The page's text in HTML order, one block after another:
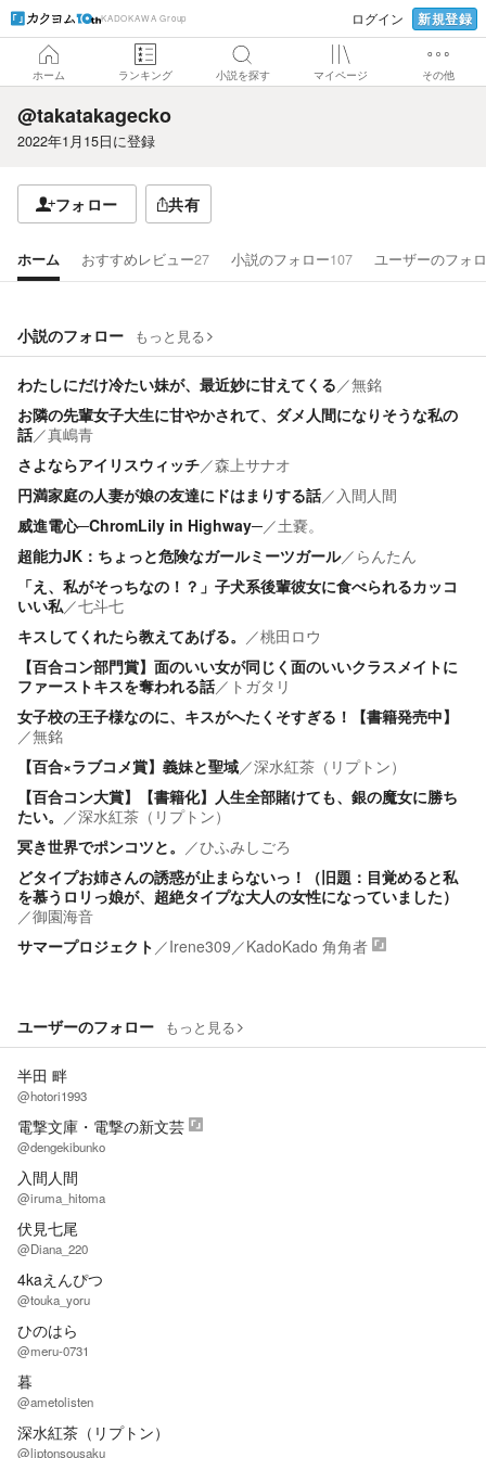
KADOKAWA Group ログイン 新規登録
ホーム ランキング 小説を探す マイページ その他
@takatakagecko
2022年1月15日に登録
フォロー 共有
ホーム おすすめレビュー27 小説のフォロー107 ユーザーのフォ
小説のフォロー もっと見る
わたしにだけ冷たい妹が、最近妙に甘えてくる／無銘
お隣の先輩女子大生に甘やかされて、ダメ人間になりそうな私の
話／真嶋青
さよならアイリスウィッチ／森上サナオ
円満家庭の人妻が娘の友達にドはまりする話／ 入間人間
威進電心─ChromLily in Highway─／土嚢。
超能力JK：ちょっと危険なガールミーツガール／ らんたん
「え、私がそっちなの！？」子犬系後輩彼女に食べられるカッコ
いい私／七斗七
キスしてくれたら教えてあげる。 ／桃田ロウ
【百合コン部門賞】面のいい女が同じく面のいいクラスメイトに
ファーストキスを奪われる話／ トガタリ
女子校の王子様なのに、キスがへたくそすぎる！【書籍発売中】
／無銘
【百合×ラブコメ賞】義妹と聖域／深水紅茶（リプトン）
【百合コン大賞】【書籍化】人生全部賭けても、銀の魔女に勝ち
たい。 ／深水紅茶（リプトン）
冥き世界でポンコツと。 ／ひふみしごろ
どタイプお姉さんの誘惑が止まらないっ！（旧題：目覚めると私
を慕うロリっ娘が、超絶タイプな大人の女性になっていました）
／御園海音
サマープロジェクト ／Irene309／KadoKado 角角者
ユーザーのフォロー もっと見る
半田 畔
@hotori1993
電撃文庫・電撃の新文芸
@dengekibunko
入間人間
@iruma_hitoma
伏見七尾
@Diana_220
4kaえんぴつ
@touka_yoru
ひのはら
@meru-0731
暮
@ametolisten
深水紅茶（リプトン）
@liptonsousaku